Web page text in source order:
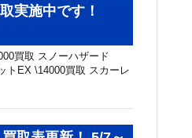
実施中です！
買取 スノーハザード
トEX \14000買取 スカーレ